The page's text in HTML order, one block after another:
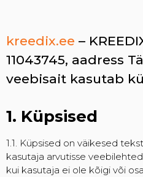
kreedix.ee –
11043745, aadress
veebisait kasutab
1. Küpsised
1.1. Küpsised on väikesed
kasutaja arvutisse
kui kasutaja ei ole kõigi või